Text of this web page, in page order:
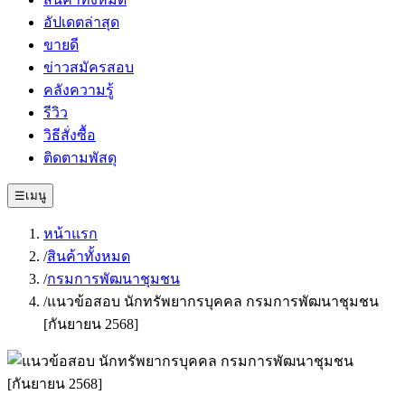
อัปเดตล่าสุด
ขายดี
ข่าวสมัครสอบ
คลังความรู้
รีวิว
วิธีสั่งซื้อ
ติดตามพัสดุ
☰เมนู
หน้าแรก
/สินค้าทั้งหมด
/กรมการพัฒนาชุมชน
/แนวข้อสอบ นักทรัพยากรบุคคล กรมการพัฒนาชุมชน
[กันยายน 2568]